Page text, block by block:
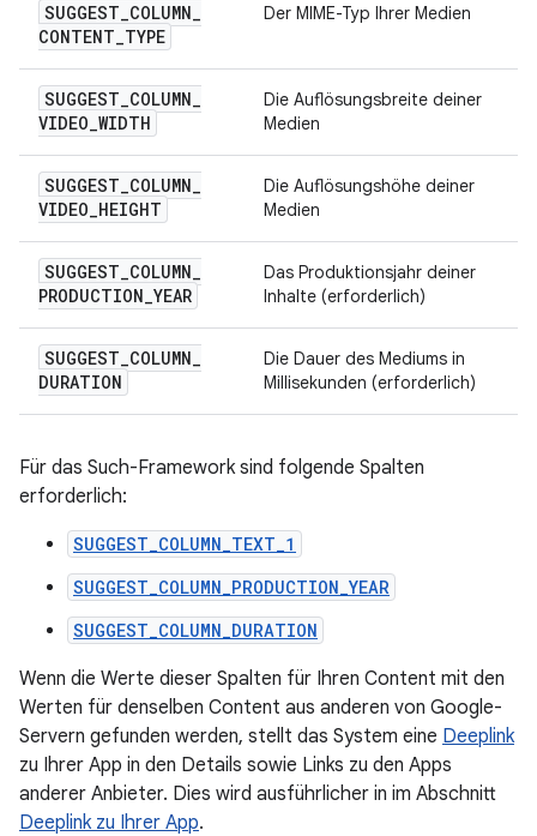
SUGGEST_COLUMN_
CONTENT_TYPE
Der MIME-Typ Ihrer Medien
SUGGEST_COLUMN_
VIDEO_WIDTH
Die Auflösungsbreite deiner
Medien
SUGGEST_COLUMN_
VIDEO_HEIGHT
Die Auflösungshöhe deiner
Medien
SUGGEST_COLUMN_
PRODUCTION_YEAR
Das Produktionsjahr deiner
Inhalte (erforderlich)
SUGGEST_COLUMN_
DURATION
Die Dauer des Mediums in
Millisekunden (erforderlich)
Für das Such-Framework sind folgende Spalten
erforderlich:
SUGGEST_COLUMN_TEXT_1
SUGGEST_COLUMN_PRODUCTION_YEAR
SUGGEST_COLUMN_DURATION
Wenn die Werte dieser Spalten für Ihren Content mit den
Werten für denselben Content aus anderen von Google-
Servern gefunden werden, stellt das System eine Deeplink
zu Ihrer App in den Details sowie Links zu den Apps
anderer Anbieter. Dies wird ausführlicher in im Abschnitt
Deeplink zu Ihrer App.